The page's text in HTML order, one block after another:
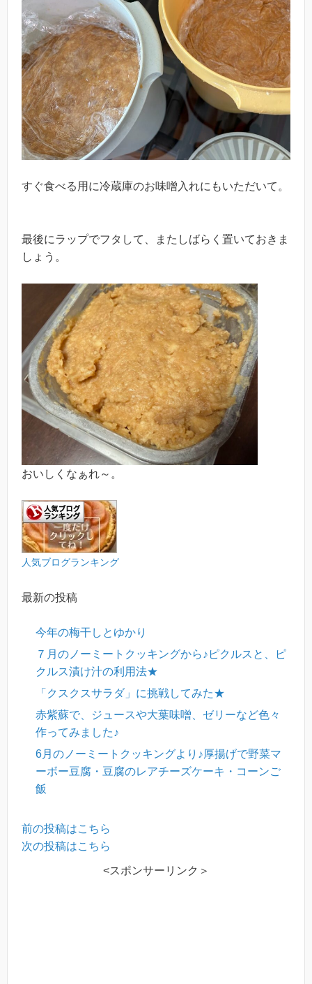
すぐ食べる用に冷蔵庫のお味噌入れにもいただいて。
最後にラップでフタして、またしばらく置いておきま
しょう。
おいしくなぁれ～。
人気ブログランキング
最新の投稿
今年の梅干しとゆかり
７月のノーミートクッキングから♪ピクルスと、ピ
クルス漬け汁の利用法★
「クスクスサラダ」に挑戦してみた★
赤紫蘇で、ジュースや大葉味噌、ゼリーなど色々
作ってみました♪
6月のノーミートクッキングより♪厚揚げで野菜マ
ーボー豆腐・豆腐のレアチーズケーキ・コーンご
飯
前の投稿はこちら
次の投稿はこちら
<スポンサーリンク＞